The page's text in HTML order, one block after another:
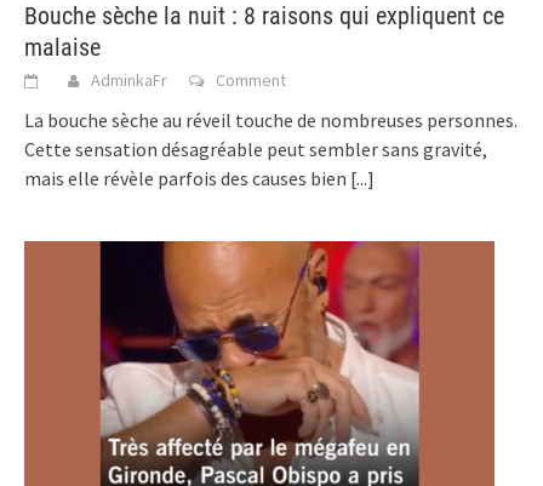
Bouche sèche la nuit : 8 raisons qui expliquent ce
malaise
AdminkaFr Comment
La bouche sèche au réveil touche de nombreuses personnes.
Cette sensation désagréable peut sembler sans gravité,
mais elle révèle parfois des causes bien [...]